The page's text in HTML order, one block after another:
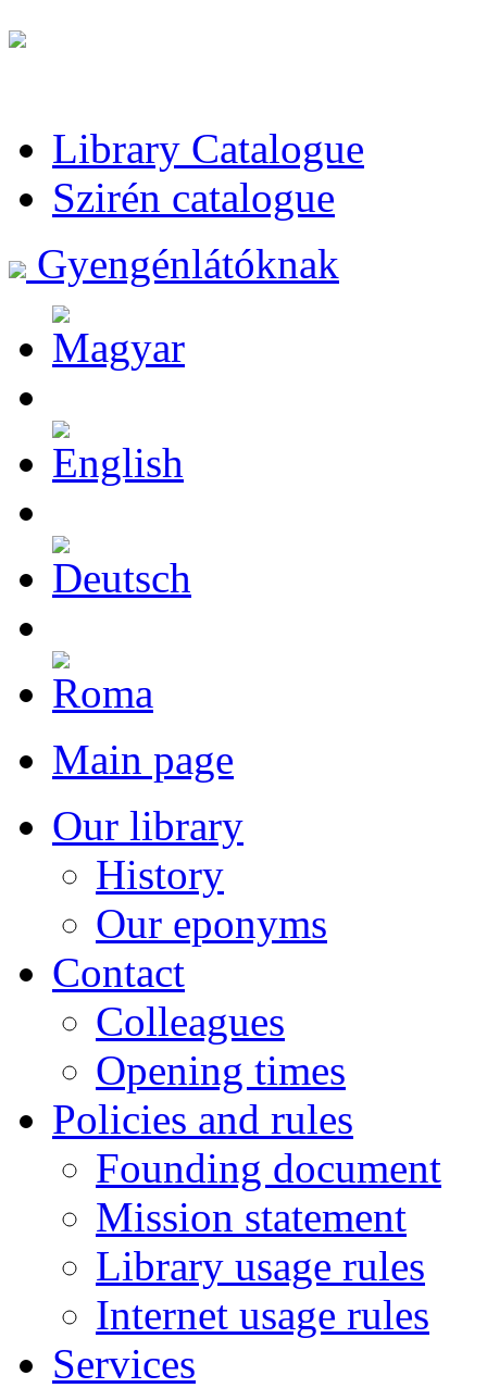
Library Catalogue
Szirén catalogue
Gyengénlátóknak
Main page
Our library
History
Our eponyms
Contact
Colleagues
Opening times
Policies and rules
Founding document
Mission statement
Library usage rules
Internet usage rules
Services